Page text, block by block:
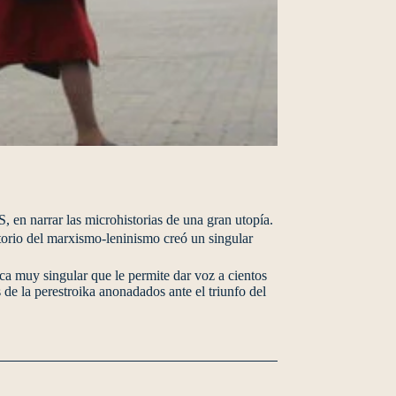
en narrar las microhistorias de una gran utopía.
del marxismo-leninismo creó un singular
muy singular que le permite dar voz a cientos
la perestroika anonadados ante el triunfo del